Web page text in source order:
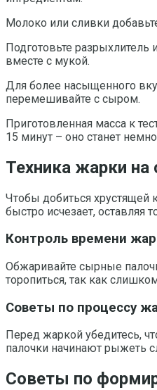
Молоко или сливки
Подготовьте разрыхлитель
вместе с мукой.
Для более насыщенного
перемешивайте с сыром.
Приготовленная масса к
15 минут – оно станет
Техника жарки на
Чтобы добиться хрустящей
быстро исчезает,
Контроль времени
Обжаривайте сырные
торопиться, так как
Советы по процессу
Перед жаркой убедитесь,
палочки начинают рыжеть
Советы по